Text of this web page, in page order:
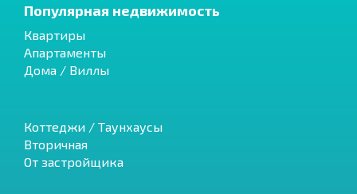
Популярная недвижимость
Квартиры
Апартаменты
Дома / Виллы
Коттеджи / Таунхаусы
Вторичная
От застройщика